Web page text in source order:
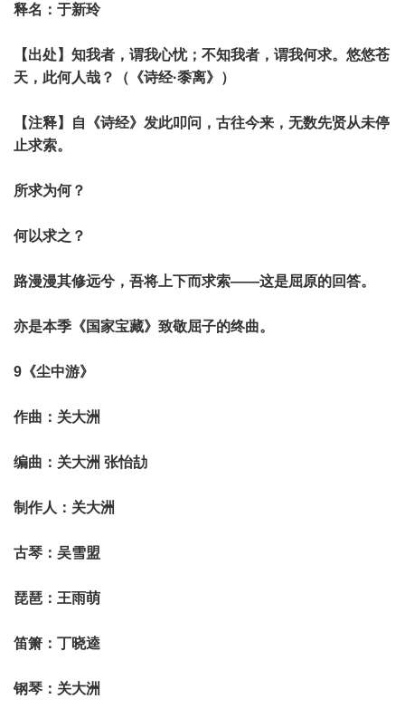
释名：于新玲
【出处】知我者，谓我心忧；不知我者，谓我何求。悠悠苍
天，此何人哉？（《诗经·黍离》）
【注释】自《诗经》发此叩问，古往今来，无数先贤从未停
止求索。
所求为何？
何以求之？
路漫漫其修远兮，吾将上下而求索——这是屈原的回答。
亦是本季《国家宝藏》致敬屈子的终曲。
9《尘中游》
作曲：关大洲
编曲：关大洲 张怡劼
制作人：关大洲
古琴：吴雪盟
琵琶：王雨萌
笛箫：丁晓逵
钢琴：关大洲